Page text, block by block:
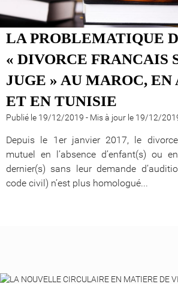
LA PROBLEMATIQUE
« DIVORCE FRANCAIS
JUGE » AU MAROC,
ET EN TUNISIE
Publié le 19/12/2019 - Mis à jour le 19/12/
Depuis le 1er janvier 2017, le
mutuel en l’absence d’enfant(s) ou
dernier(s) sans leur demande
code civil) n’est plus homologué...